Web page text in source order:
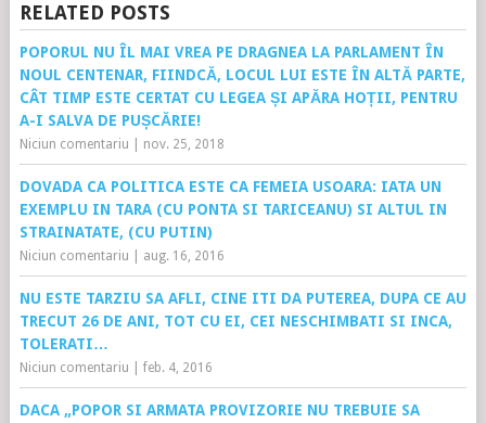
RELATED POSTS
POPORUL NU ÎL MAI VREA PE DRAGNEA LA PARLAMENT ÎN
NOUL CENTENAR, FIINDCĂ, LOCUL LUI ESTE ÎN ALTĂ PARTE,
CÂT TIMP ESTE CERTAT CU LEGEA ȘI APĂRA HOȚII, PENTRU
A-I SALVA DE PUȘCĂRIE!
Niciun comentariu nov. 25, 2018
DOVADA CA POLITICA ESTE CA FEMEIA USOARA: IATA UN
EXEMPLU IN TARA (CU PONTA SI TARICEANU) SI ALTUL IN
STRAINATATE, (CU PUTIN)
Niciun comentariu aug. 16, 2016
NU ESTE TARZIU SA AFLI, CINE ITI DA PUTEREA, DUPA CE AU
TRECUT 26 DE ANI, TOT CU EI, CEI NESCHIMBATI SI INCA,
TOLERATI…
Niciun comentariu feb. 4, 2016
DACA „POPOR SI ARMATA PROVIZORIE NU TREBUIE SA